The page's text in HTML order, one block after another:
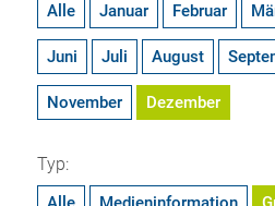
Alle Januar Februar
Juni Juli August
November Dezember
Typ: